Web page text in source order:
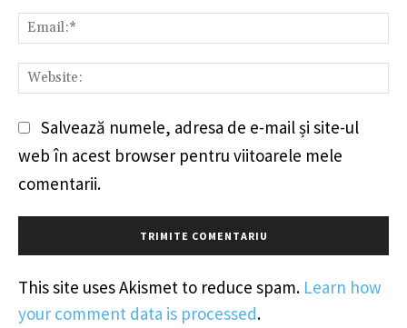
Salvează numele, adresa de e-mail și site-ul
web în acest browser pentru viitoarele mele
comentarii.
This site uses Akismet to reduce spam. Learn how
your comment data is processed.